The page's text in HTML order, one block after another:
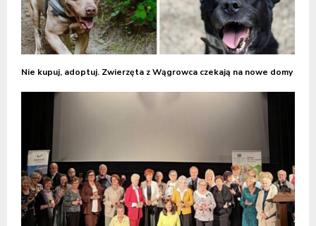
Nie kupuj, adoptuj. Zwierzęta z Wągrowca czekają na nowe domy